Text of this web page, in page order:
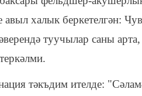
авыл халык беркетелгән:
туучылар саны
тәкъдим ителде: